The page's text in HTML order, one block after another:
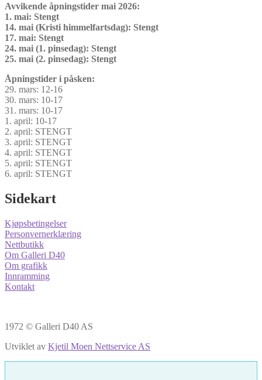
Avvikende åpningstider mai 2026:
1. mai: Stengt
14. mai (Kristi himmelfartsdag): Stengt
17. mai: Stengt
24. mai (1. pinsedag): Stengt
25. mai (2. pinsedag): Stengt
Åpningstider i påsken:
29. mars: 12-16
30. mars: 10-17
31. mars: 10-17
1. april: 10-17
2. april: STENGT
3. april: STENGT
4. april: STENGT
5. april: STENGT
6. april: STENGT
Sidekart
Kjøpsbetingelser
Personvernerklæring
Nettbutikk
Om Galleri D40
Om grafikk
Innramming
Kontakt
1972 © Galleri D40 AS
Utviklet av Kjetil Moen Nettservice AS